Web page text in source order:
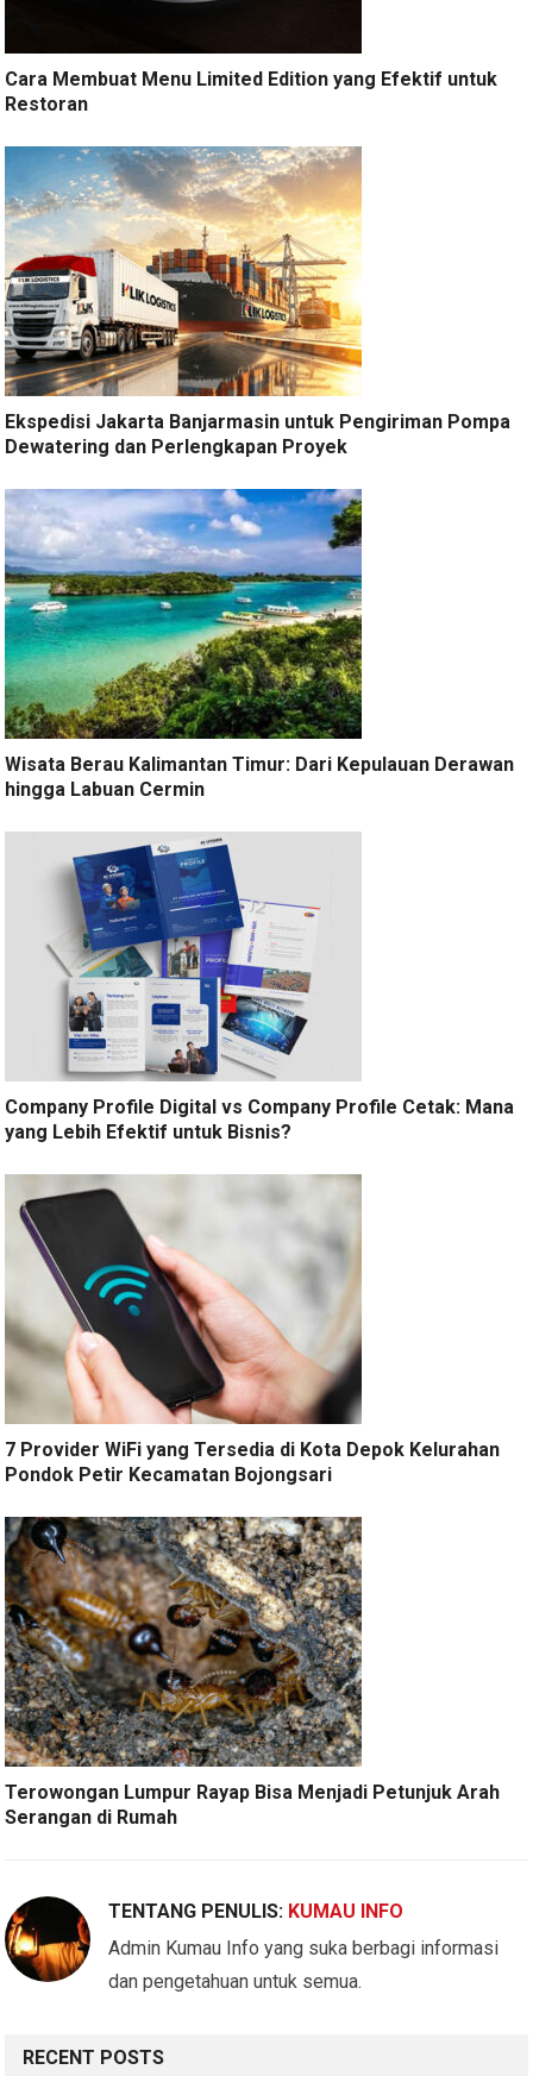
Cara Membuat Menu Limited Edition yang Efektif untuk
Restoran
Ekspedisi Jakarta Banjarmasin untuk Pengiriman Pompa
Dewatering dan Perlengkapan Proyek
Wisata Berau Kalimantan Timur: Dari Kepulauan Derawan
hingga Labuan Cermin
Company Profile Digital vs Company Profile Cetak: Mana
yang Lebih Efektif untuk Bisnis?
7 Provider WiFi yang Tersedia di Kota Depok Kelurahan
Pondok Petir Kecamatan Bojongsari
Terowongan Lumpur Rayap Bisa Menjadi Petunjuk Arah
Serangan di Rumah
TENTANG PENULIS: KUMAU INFO
Admin Kumau Info yang suka berbagi informasi
dan pengetahuan untuk semua.
RECENT POSTS